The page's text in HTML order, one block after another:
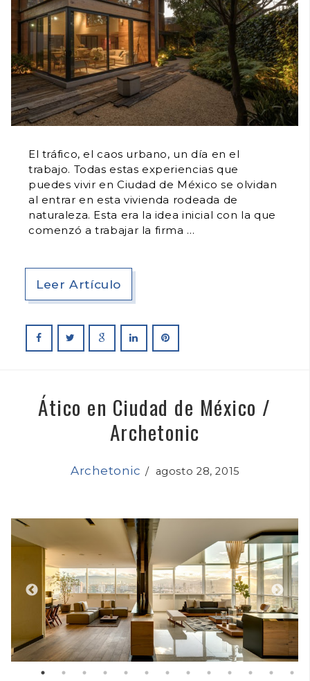
El tráfico, el caos urbano, un día en el
trabajo. Todas estas experiencias que
puedes vivir en Ciudad de México se olvidan
al entrar en esta vivienda rodeada de
naturaleza. Esta era la idea inicial con la que
comenzó a trabajar la firma
Leer Artículo
Ático en Ciudad de México /
Archetonic
Archetonic /agosto 28, 2015